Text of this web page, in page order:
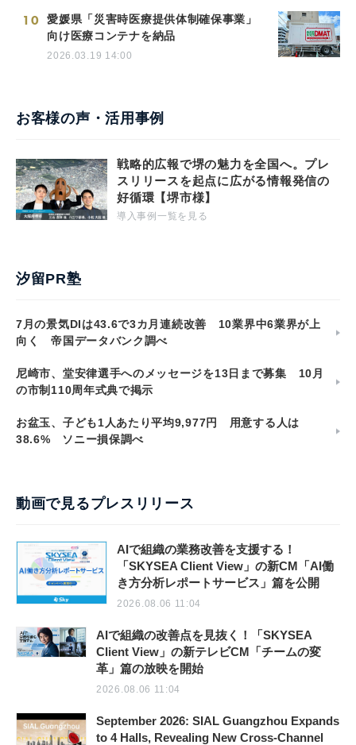
10
愛媛県「災害時医療提供体制確保事業」
向け医療コンテナを納品
2026.03.19 14:00
お客様の声・活用事例
戦略的広報で堺の魅力を全国へ。プレ
スリリースを起点に広がる情報発信の
好循環【堺市様】
導入事例一覧を見る
汐留PR塾
7月の景気DIは43.6で3カ月連続改善 10業界中6業界が上
向く 帝国データバンク調べ
尼崎市、堂安律選手へのメッセージを13日まで募集 10月
の市制110周年式典で掲示
お盆玉、子ども1人あたり平均9,977円 用意する人は
38.6% ソニー損保調べ
動画で見るプレスリリース
AIで組織の業務改善を支援する！
「SKYSEA Client View」の新CM「AI働
き方分析レポートサービス」篇を公開
2026.08.06 11:04
AIで組織の改善点を見抜く！「SKYSEA
Client View」の新テレビCM「チームの変
革」篇の放映を開始
2026.08.06 11:04
September 2026: SIAL Guangzhou Expands
to 4 Halls, Revealing New Cross-Channel